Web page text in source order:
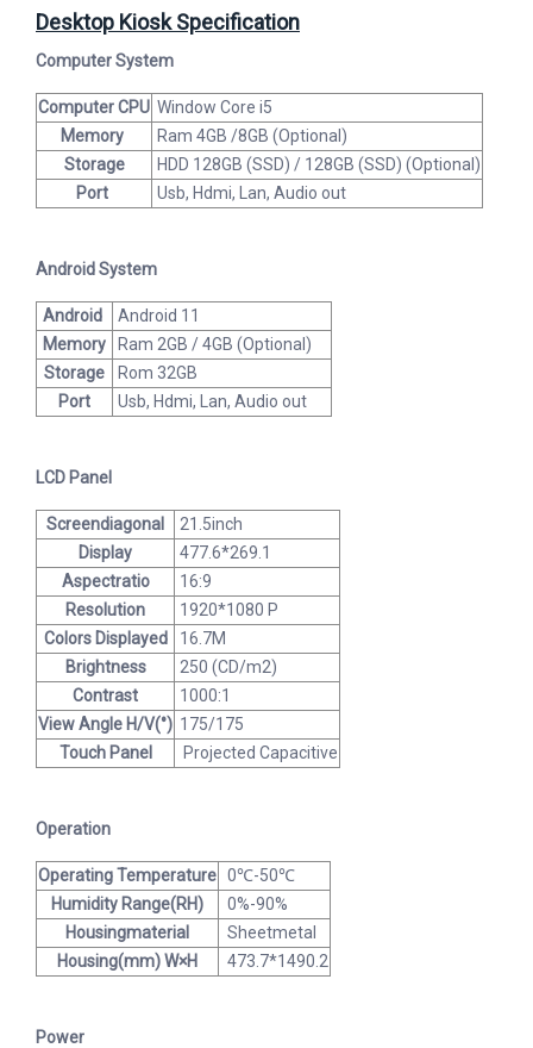
Desktop Kiosk Specification
Computer System
Computer CPU Window Core i5
Memory
Ram 4GB /8GB (Optional)
Storage
HDD 128GB (SSD) / 128GB (SSD) (Optional)
Port
Usb, Hdmi, Lan, Audio out
Android System
Android
Android 11
Memory
Ram 2GB / 4GB (Optional)
Storage
Rom 32GB
Port
Usb, Hdmi, Lan, Audio out
LCD Panel
Screendiagonal
21.5inch
Display
477.6*269.1
Aspectratio
16:9
Resolution
1920*1080 P
Colors Displayed
16.7M
Brightness
250 (CD/m2)
Contrast
1000:1
View Angle H/V(°) 175/175
Touch Panel
Projected Capacitive
Operation
Operating Temperature 0℃-50℃
Humidity Range(RH)
0%-90%
Housingmaterial
Sheetmetal
Housing(mm) W×H
473.7*1490.2
Power